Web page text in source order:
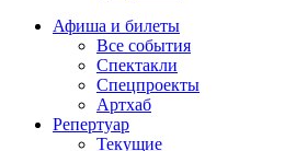
Афиша и билеты
Все события
Спектакли
Спецпроекты
Артхаб
Репертуар
Текущие